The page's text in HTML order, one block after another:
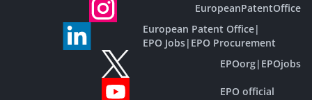
EuropeanPatentOffice
European Patent Office|
EPO Jobs| EPO Procurement
EPOorg| EPOjobs
EPO official